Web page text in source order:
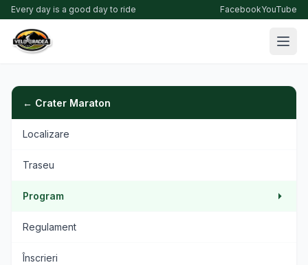
Every day is a good day to ride FacebookYouTube
← Crater Maraton
Localizare
Traseu
Program
Regulament
Înscrieri